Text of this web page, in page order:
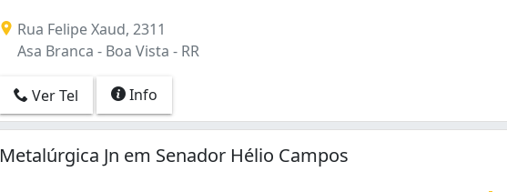
Rua Felipe Xaud, 2311
Asa Branca - Boa Vista - RR
Ver Tel Info
Metalúrgica Jn em Senador Hélio Campos